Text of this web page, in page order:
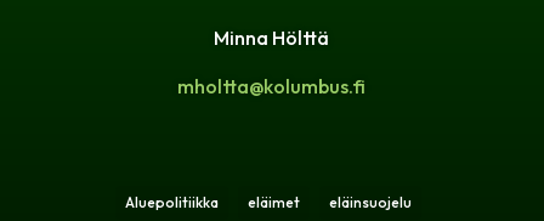
Minna Hölttä
mholtta@kolumbus.fi
Aluepolitiikka eläimet eläinsuojelu